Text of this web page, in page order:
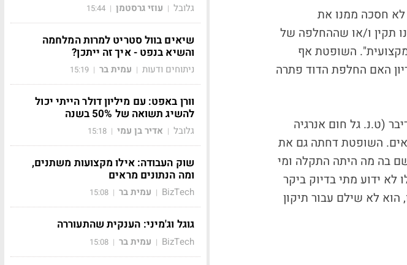
לא חסכה ממנו את
תקין ו/או שההחלפה של
השופטת אף
האם החלפת הדוד פתרה
(ט.נ. גל חום אנרגיה
השופטת דחתה גם את
בה מה היתה התקלה ומי
לא ידוע מתי בדיוק ביקר
לא שילם עבור תיקון
גלובל | עוזי גרסטמן |
15:44
שיאים בוול סטריט למרות המלחמה
והשיא בנפט - איך זה ייתכן?
ניתוחים ודעות | עמית בר |
15:19
וורן באפט: עם מיליון דולר הייתי יכול
להשיג תשואה של 50% בשנה
גלובל | אדיר בן עמי |
15:18
שוק העבודה: אילו מקצועות משתנים,
ומה הנתונים מראים
BizTech
| עמית בר |
15:08
גוגל וג'מיני: הענקית שהתעוררה
BizTech
| עמית בר |
15:08